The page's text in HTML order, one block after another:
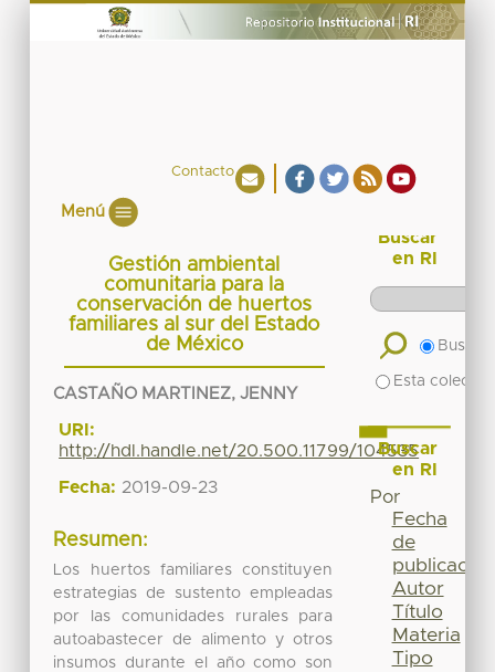
Contacto
Menú
Gestión ambiental
comunitaria para la
conservación de huertos
familiares al sur del Estado
de México
CASTAÑO MARTINEZ, JENNY
URI:
http://hdl.handle.net/20.500.11799/104535
Fecha: 2019-09-23
Resumen:
Los huertos familiares constituyen
estrategias de sustento empleadas
por las comunidades rurales para
autoabastecer de alimento y otros
insumos durante el año como son
Buscar
en RI
Buscar
Esta
Buscar
en RI
Por
Fecha
de
publicación
Autor
Título
Materia
Tipo